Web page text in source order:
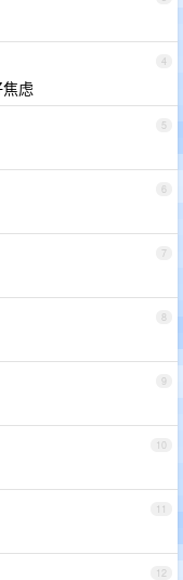
4
虑
5
6
7
8
9
10
11
12